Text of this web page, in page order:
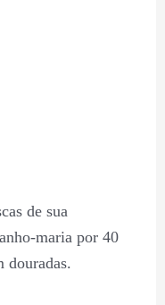
de sua
maria por 40
douradas.